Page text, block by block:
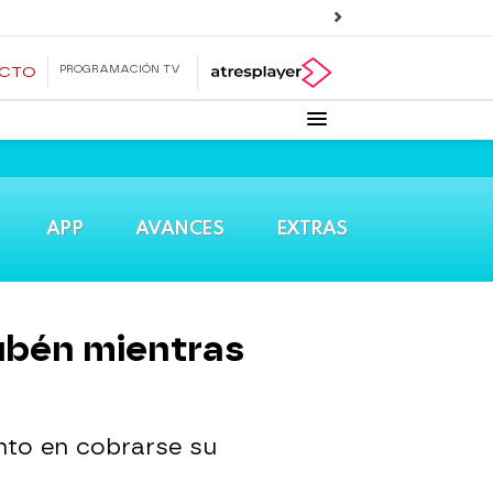
PROGRAMACIÓN TV
APP AVANCES EXTRAS
mientras
en cobrarse su